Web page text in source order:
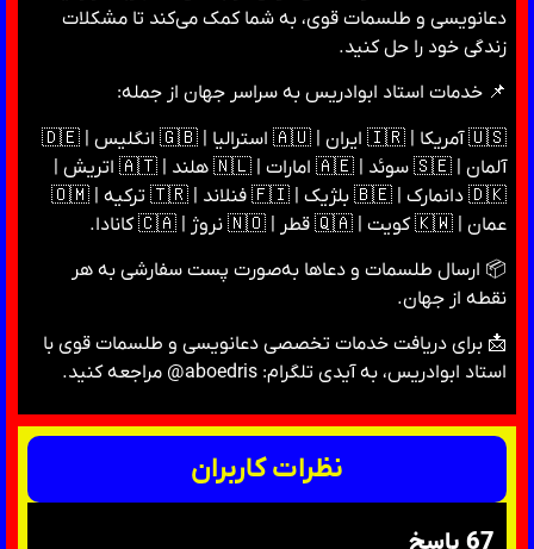
دعانویسی و طلسمات قوی، به شما کمک می‌کند تا مشکلات
زندگی خود را حل کنید.
📌 خدمات استاد ابوادریس به سراسر جهان از جمله:
🇺🇸 آمریکا | 🇮🇷 ایران | 🇦🇺 استرالیا | 🇬🇧 انگلیس | 🇩🇪
آلمان | 🇸🇪 سوئد | 🇦🇪 امارات | 🇳🇱 هلند | 🇦🇹 اتریش |
🇩🇰 دانمارک | 🇧🇪 بلژیک | 🇫🇮 فنلاند | 🇹🇷 ترکیه | 🇴🇲
عمان | 🇰🇼 کویت | 🇶🇦 قطر | 🇳🇴 نروژ | 🇨🇦 کانادا.
📦 ارسال طلسمات و دعاها به‌صورت پست سفارشی به هر
نقطه از جهان.
📩 برای دریافت خدمات تخصصی دعانویسی و طلسمات قوی با
استاد ابوادریس، به آیدی تلگرام: aboedris@ مراجعه کنید.
نظرات کاربران